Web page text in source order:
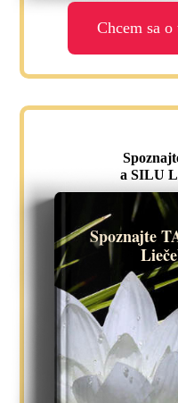
Chcem sa
a SILU
Spoznajte